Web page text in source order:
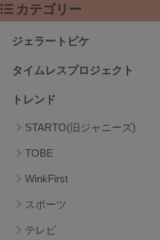
カテゴリー
ジェラートピケ
タイムレスプロジェクト
トレンド
STARTO(旧ジャニーズ)
TOBE
WinkFirst
スポーツ
テレビ